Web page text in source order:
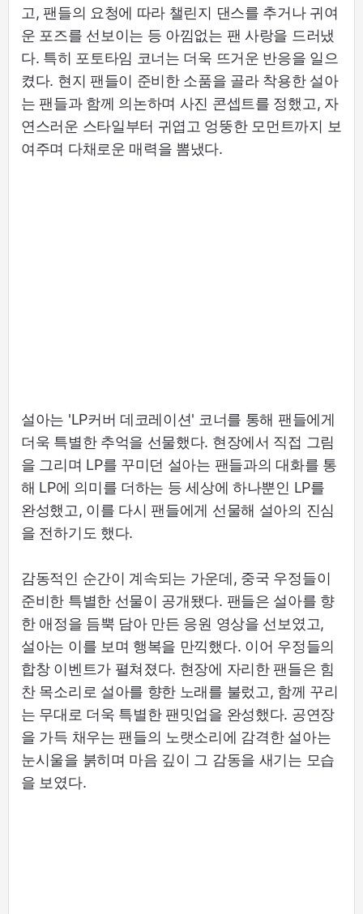
고, 팬들의 요청에 따라 챌린지 댄스를 추거나 귀여
운 포즈를 선보이는 등 아낌없는 팬 사랑을 드러냈
다. 특히 포토타임 코너는 더욱 뜨거운 반응을 일으
켰다. 현지 팬들이 준비한 소품을 골라 착용한 설아
는 팬들과 함께 의논하며 사진 콘셉트를 정했고, 자
연스러운 스타일부터 귀엽고 엉뚱한 모먼트까지 보
여주며 다채로운 매력을 뽐냈다.
설아는 'LP커버 데코레이션' 코너를 통해 팬들에게
더욱 특별한 추억을 선물했다. 현장에서 직접 그림
을 그리며 LP를 꾸미던 설아는 팬들과의 대화를 통
해 LP에 의미를 더하는 등 세상에 하나뿐인 LP를
완성했고, 이를 다시 팬들에게 선물해 설아의 진심
을 전하기도 했다.
감동적인 순간이 계속되는 가운데, 중국 우정들이
준비한 특별한 선물이 공개됐다. 팬들은 설아를 향
한 애정을 듬뿍 담아 만든 응원 영상을 선보였고,
설아는 이를 보며 행복을 만끽했다. 이어 우정들의
합창 이벤트가 펼쳐졌다. 현장에 자리한 팬들은 힘
찬 목소리로 설아를 향한 노래를 불렀고, 함께 꾸리
는 무대로 더욱 특별한 팬밋업을 완성했다. 공연장
을 가득 채우는 팬들의 노랫소리에 감격한 설아는
눈시울을 붉히며 마음 깊이 그 감동을 새기는 모습
을 보였다.